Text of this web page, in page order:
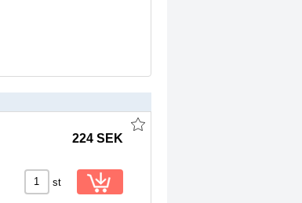
224 SEK
st